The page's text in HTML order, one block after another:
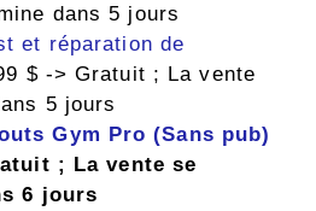
dans 5 jours
et réparation de
$ -> Gratuit ; La vente
5 jours
Gym Pro (Sans pub)
; La vente se
6 jours